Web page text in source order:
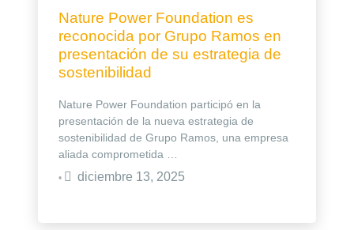
Nature Power Foundation es
reconocida por Grupo Ramos en
presentación de su estrategia de
sostenibilidad
Nature Power Foundation participó en la
presentación de la nueva estrategia de
sostenibilidad de Grupo Ramos, una empresa
aliada comprometida …
• diciembre 13, 2025